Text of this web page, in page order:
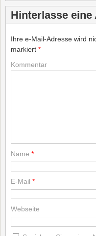
Hinterlasse eine
Ihre e-Mail-Adresse wird
markiert *
Kommentar
Name *
E-Mail *
Webseite